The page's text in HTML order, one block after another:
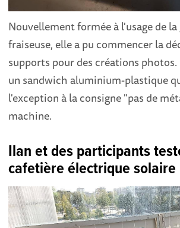
Nouvellement formée à l'usage de
fraiseuse, elle a pu commencer la
supports pour des créations
un sandwich aluminium-plastique
l'exception à la consigne "pas de
machine.
Ilan et des participants
cafetière électrique solaire